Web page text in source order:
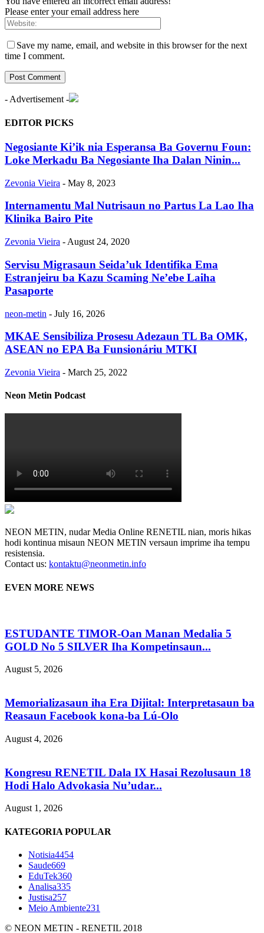
Please enter your email address here
Save my name, email, and website in this browser for the next
time I comment.
- Advertisement -
EDITOR PICKS
Negosiante Ki’ik nia Esperansa Ba Governu Foun:
Loke Merkadu Ba Negosiante Iha Dalan Ninin...
Zevonia Vieira - May 8, 2023
Internamentu Mal Nutrisaun no Partus La Lao Iha
Klinika Bairo Pite
Zevonia Vieira - August 24, 2020
Servisu Migrasaun Seida’uk Identifika Ema
Estranjeiru ba Kazu Scaming Ne’ebe Laiha
Pasaporte
neon-metin - July 16, 2026
MKAE Sensibiliza Prosesu Adezaun TL Ba OMK,
ASEAN no EPA Ba Funsionáriu MTKI
Zevonia Vieira - March 25, 2022
Neon Metin Podcast
NEON METIN, nudar Media Online RENETIL nian, moris hikas
hodi kontinua misaun NEON METIN versaun imprime iha tempu
resistensia.
Contact us: kontaktu@neonmetin.info
EVEN MORE NEWS
ESTUDANTE TIMOR-Oan Manan Medalia 5
GOLD No 5 SILVER Iha Kompetinsaun...
August 5, 2026
Memorializasaun iha Era Dijital: Interpretasaun ba
Reasaun Facebook kona-ba Lú-Olo
August 4, 2026
Kongresu RENETIL Dala IX Hasai Rezolusaun 18
Hodi Halo Advokasia Nu’udar...
August 1, 2026
KATEGORIA POPULAR
Notisia4454
Saude669
EduTek360
Analisa335
Justisa257
Meio Ambiente231
© NEON METIN - RENETIL 2018